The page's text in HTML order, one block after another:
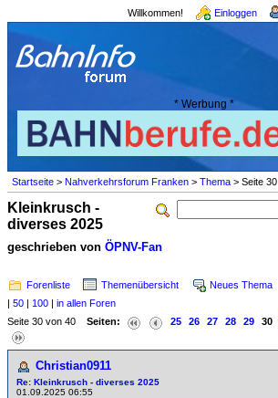
Willkommen! Einloggen
* Werbung *
Startseite > Nahverkehrsforum Franken > Thema > Seite 30
Kleinkrusch -
diverses 2025
geschrieben von ÖPNV-Fan
Forenliste Themenübersicht Neues Thema
| 50 | 100 | in allen Foren
Seite 30 von 40 Seiten: 25 26 27 28 29 30
Christian0911
Re: Kleinkrusch - diverses 2025
01.09.2025 06:55